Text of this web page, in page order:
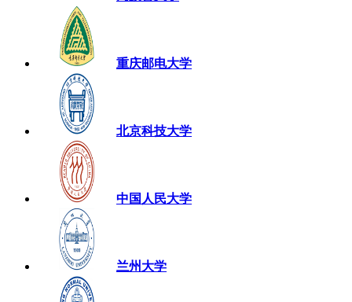
重庆邮电大学
北京科技大学
中国人民大学
兰州大学